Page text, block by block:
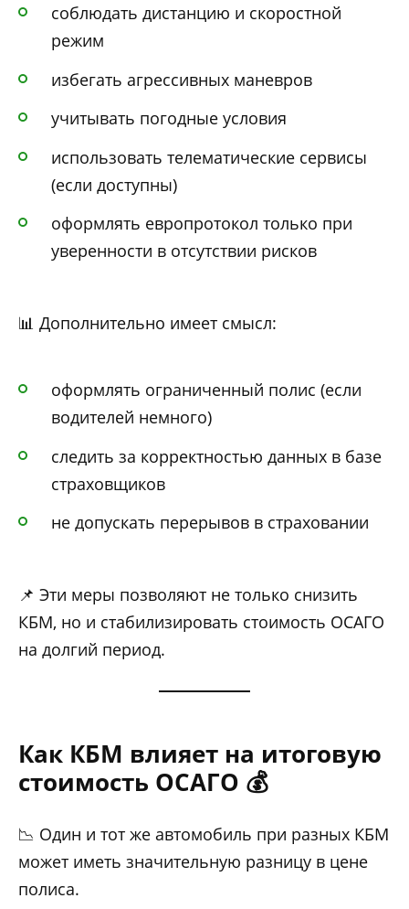
соблюдать дистанцию и скоростной
режим
избегать агрессивных маневров
учитывать погодные условия
использовать телематические сервисы
(если доступны)
оформлять европротокол только при
уверенности в отсутствии рисков
📊 Дополнительно имеет смысл:
оформлять ограниченный полис (если
водителей немного)
следить за корректностью данных в базе
страховщиков
не допускать перерывов в страховании
📌 Эти меры позволяют не только снизить
КБМ, но и стабилизировать стоимость ОСАГО
на долгий период.
Как КБМ влияет на итоговую
стоимость ОСАГО 💰
📉 Один и тот же автомобиль при разных КБМ
может иметь значительную разницу в цене
полиса.